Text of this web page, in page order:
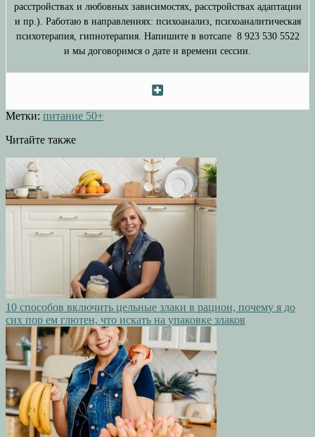
расстройствах и любовных зависимостях, расстройствах адаптации
и пр.). Работаю в направлениях: психоанализ, психоаналитическая
психотерапия, гипнотерапия. Напишите в вотсапе 8 923 530 5522
и мы договоримся о дате и времени сессии.
Метки: питание 50+
Читайте также
10 способов включить цельные злаки в рацион, почему я до
сих пор ем глютен, что искать на упаковке злаков